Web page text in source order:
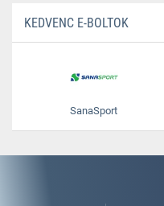
KEDVENC E-BOLTOK
SanaSport